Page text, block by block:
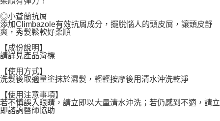
◎小蒼蘭抗屑
添加Climbazole有效抗屑成分，擺脫惱人的頭皮屑，讓頭皮舒
爽，秀髮鬆軟好柔順
【成份說明】
請詳見產品背標
【使用方式】
洗髮後取適量塗抹於濕髮，輕輕按摩後用清水沖洗乾淨
【使用注意事項】
若不慎誤入眼睛，請立即以大量清水沖洗；若仍感到不適，請立
即諮詢醫師協助